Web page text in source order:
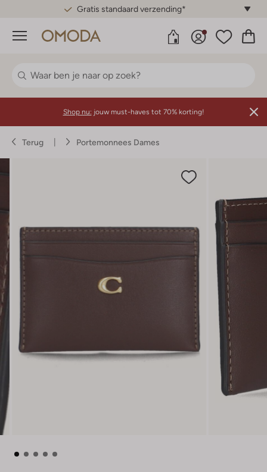
Gratis standaard verzending*
Menu
Shop nu: jouw must-haves tot 70% korting!
Terug Portemonnees Dames